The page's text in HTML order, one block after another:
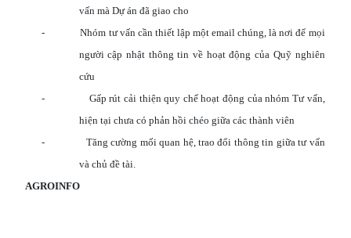
vấn mà Dự án đã giao cho
-
Nhóm tư vấn cần thiết lập một email chúng, là nơi để mọi
người cập nhật thông tin về hoạt động của Quỹ nghiên
cứu
-
Gấp rút cải thiện quy chế hoạt động của nhóm Tư vấn,
hiện tại chưa có phản hồi chéo giữa các thành viên
-
Tăng cường mối quan hệ, trao đổi thông tin giữa tư vấn
và chủ đề tài.
AGROINFO